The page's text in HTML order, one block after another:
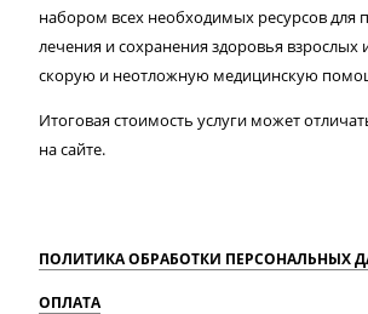
набором всех необходимых ресурсов для
лечения и сохранения здоровья взрослых
скорую и неотложную медицинскую
Итоговая стоимость услуги может
на сайте.
ПОЛИТИКА ОБРАБОТКИ ПЕРСОНАЛЬНЫХ
ОПЛАТА